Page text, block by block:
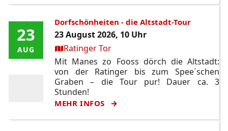
23
AUG
23
AUG
Dorfschönheiten - die Altstadt-Tour
23 August 2026, 10 Uhr
Ort:Ratinger Tor
Mit Manes zo Fooss dörch die Altstadt:
von der Ratinger bis zum Spee´schen
Graben – die Tour pur! Dauer ca. 3
Stunden!
MEHR INFOS